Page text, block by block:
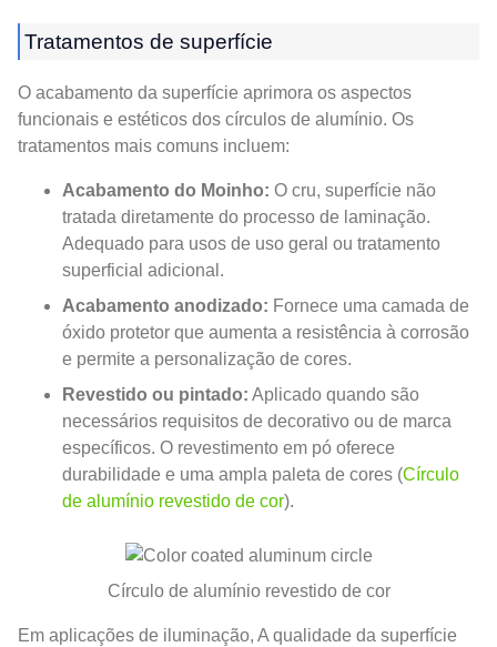
Tratamentos de superfície
O acabamento da superfície aprimora os aspectos
funcionais e estéticos dos círculos de alumínio. Os
tratamentos mais comuns incluem:
Acabamento do Moinho: O cru, superfície não
tratada diretamente do processo de laminação.
Adequado para usos de uso geral ou tratamento
superficial adicional.
Acabamento anodizado: Fornece uma camada de
óxido protetor que aumenta a resistência à corrosão
e permite a personalização de cores.
Revestido ou pintado: Aplicado quando são
necessários requisitos de decorativo ou de marca
específicos. O revestimento em pó oferece
durabilidade e uma ampla paleta de cores (Círculo
de alumínio revestido de cor).
Círculo de alumínio revestido de cor
Em aplicações de iluminação, A qualidade da superfície